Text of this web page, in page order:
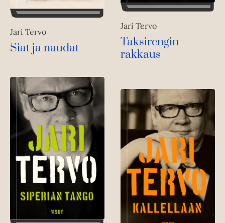
Jari Tervo
Siat ja naudat
Jari Tervo
Taksirengin
rakkaus